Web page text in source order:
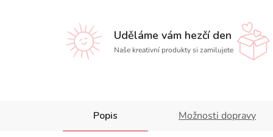
Uděláme vám hezčí den
Naše kreativní produkty si zamilujete
Popis Možnosti dopravy